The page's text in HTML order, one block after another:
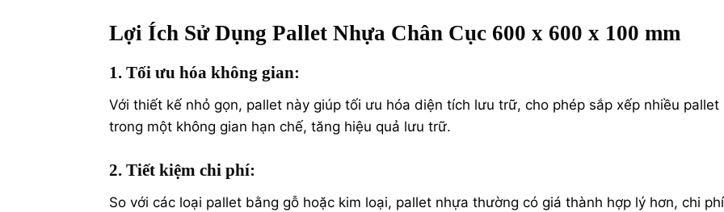
Lợi Ích Sử Dụng Pallet Nhựa Chân Cục 600 x 600 x 100 mm
1. Tối ưu hóa không gian:
Với thiết kế nhỏ gọn, pallet này giúp tối ưu hóa diện tích lưu trữ, cho phép sắp xếp nhiều pallet
trong một không gian hạn chế, tăng hiệu quả lưu trữ​.
2. Tiết kiệm chi phí:
So với các loại pallet bằng gỗ hoặc kim loại, pallet nhựa thường có giá thành hợp lý hơn, chi phí